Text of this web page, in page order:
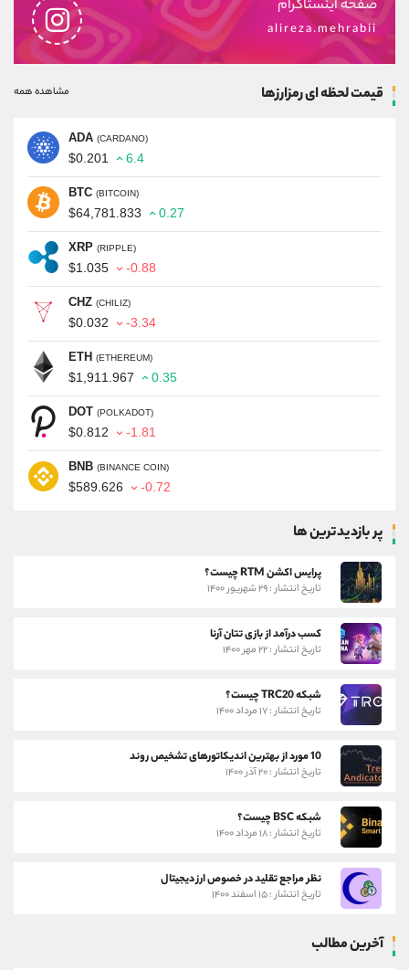
صفحه اینستاگرام
alireza.mehrabii
قیمت لحظه ای رمزارزها مشاهده همه
ADA (CARDANO)
$0.201 6.4
BTC (BITCOIN)
$64,781.833 0.27
XRP (RIPPLE)
$1.035 -0.88
CHZ (CHILIZ)
$0.032 -3.34
ETH (ETHEREUM)
$1,911.967 0.35
DOT (POLKADOT)
$0.812 -1.81
BNB (BINANCE COIN)
$589.626 -0.72
پر بازدیدترین ها
پرایس اکشن RTM چیست؟
تاریخ انتشار : ۲۹ شهریور ۱۴۰۰
کسب درآمد از بازی تتان آرنا
تاریخ انتشار : ۲۲ مهر ۱۴۰۰
شبکه TRC20 چیست؟
تاریخ انتشار : ۱۷ مرداد ۱۴۰۰
10 مورد از بهترین اندیکاتورهای تشخیص روند
تاریخ انتشار : ۲۰ آذر ۱۴۰۰
شبکه BSC چیست؟
تاریخ انتشار : ۱۸ مرداد ۱۴۰۰
نظر مراجع تقلید در خصوص ارز دیجیتال
تاریخ انتشار : ۱۵ اسفند ۱۴۰۰
آخرین مطالب